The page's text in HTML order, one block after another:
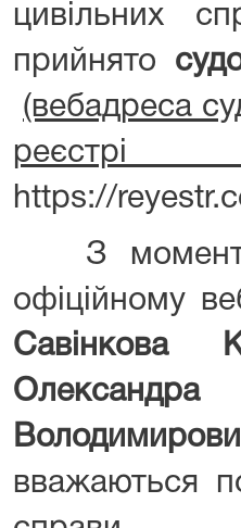
цивільних
прийнято
(вебадреса
https://
З моменту
офіційному
Савінкова
Олександра
вважаються